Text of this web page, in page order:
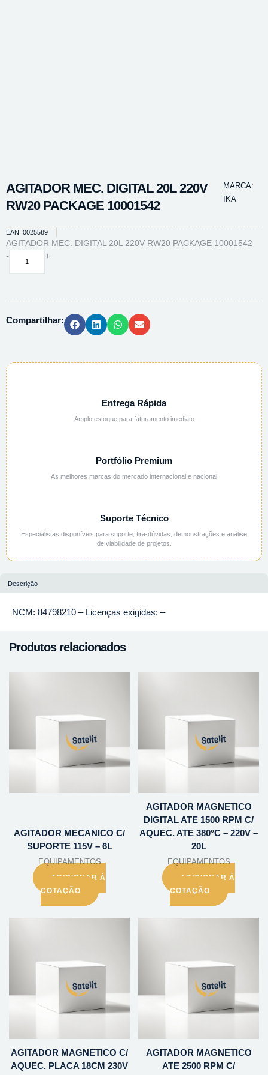
AGITADOR MEC. DIGITAL 20L 220V
RW20 PACKAGE 10001542
MARCA:
IKA
EAN: 0025589
AGITADOR MEC. DIGITAL 20L 220V RW20 PACKAGE 10001542
-
AGITADOR
RW20
quantidade
+
Compartilhar:
Entrega Rápida
Amplo estoque para faturamento imediato
Portfólio Premium
As melhores marcas do mercado internacional e nacional
Suporte Técnico
Especialistas disponíveis para suporte, tira-dúvidas, demonstrações e análise
de viabilidade de projetos.
Descrição
NCM: 84798210 – Licenças exigidas: –
Produtos relacionados
AGITADOR MECANICO C/
SUPORTE 115V – 6L
EQUIPAMENTOS
ADICIONAR À
COTAÇÃO
AGITADOR MAGNETICO
DIGITAL ATE 1500 RPM C/
AQUEC. ATE 380°C – 220V –
20L
EQUIPAMENTOS
ADICIONAR À
COTAÇÃO
AGITADOR MAGNETICO C/
AQUEC. PLACA 18CM 230V
AGITADOR MAGNETICO
ATE 2500 RPM C/